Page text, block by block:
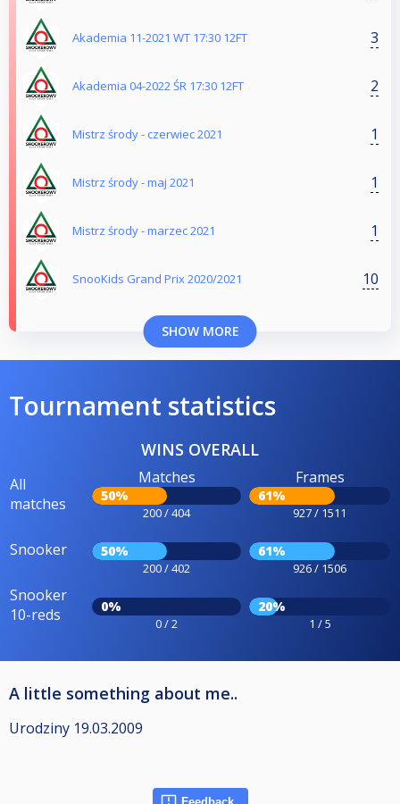
Akademia 11-2021 WT 17:30 12FT 3
Akademia 04-2022 ŚR 17:30 12FT 2
Mistrz środy - czerwiec 2021 1
Mistrz środy - maj 2021 1
Mistrz środy - marzec 2021 1
SnooKids Grand Prix 2020/2021 10
SHOW MORE
Tournament statistics
WINS OVERALL
All
matches
Matches
50%
200 / 404
Frames
61%
927 / 1511
Snooker 50%
200 / 402
61%
926 / 1506
Snooker
10-reds
0%
0 / 2
20%
1 / 5
A little something about me..
Urodziny 19.03.2009